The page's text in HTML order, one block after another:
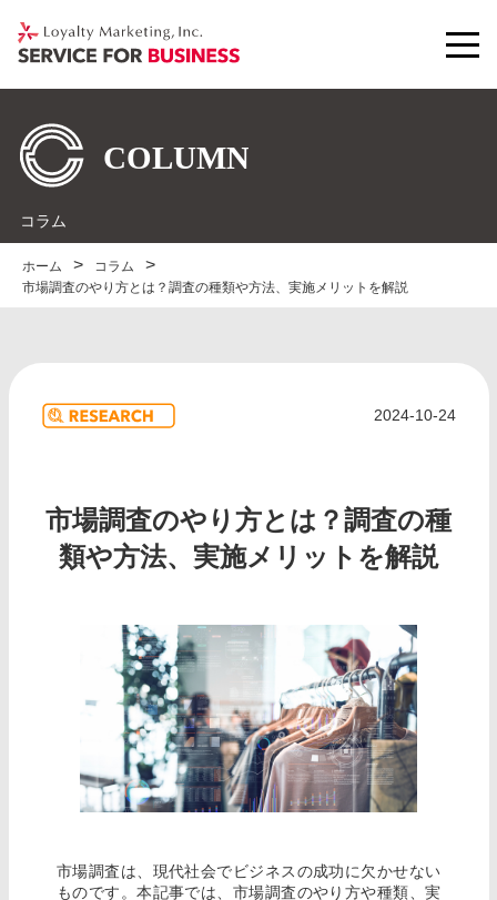
コラム
ホーム
コラム
市場調査のやり方とは？調査の種類や方法、実施メリットを解説
2024-10-24
市場調査のやり方とは？調査の種
類や方法、実施メリットを解説
市場調査は、現代社会でビジネスの成功に欠かせない
ものです。本記事では、市場調査のやり方や種類、実